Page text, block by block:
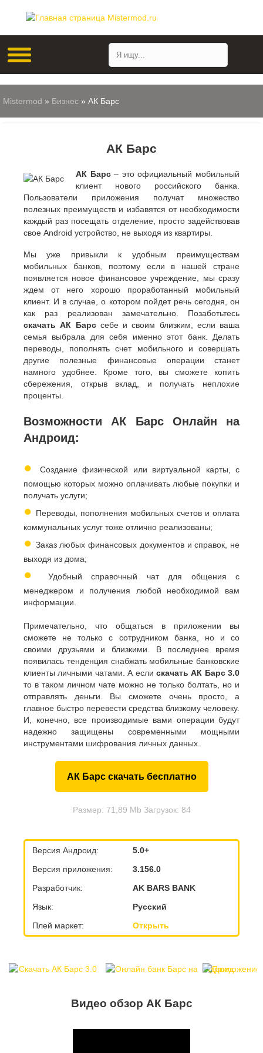
Mistermod » Бизнес » АК Барс
АК Барс
АК Барс– это официальный мобильный
клиент нового российского банка.
Пользователи приложения получат множество
полезных преимуществ и избавятся от необходимости
каждый раз посещать отделение, просто задействовав
свое Android устройство, не выходя из квартиры.
Мы уже привыкли к удобным преимуществам
мобильных банков, поэтому если в нашей стране
появляется новое финансовое учреждение, мы сразу
ждем от него хорошо проработанный мобильный
клиент. И в случае, о котором пойдет речь сегодня, он
как раз реализован замечательно. Позаботьтесь
скачать АК Барссебе и своим близким, если ваша
семья выбрала для себя именно этот банк. Делать
переводы, пополнять счет мобильного и совершать
другие полезные финансовые операции станет
намного удобнее. Кроме того, вы сможете копить
сбережения, открыв вклад, и получать неплохие
проценты.
Возможности АК Барс Онлайн на
Андроид:
●
Создание физической или виртуальной карты, с
помощью которых можно оплачивать любые покупки и
получать услуги;
● Переводы, пополнения мобильных счетов и оплата
коммунальных услуг тоже отлично реализованы;
● Заказ любых финансовых документов и справок, не
выходя из дома;
●
Удобный справочный чат для общения с
менеджером и получения любой необходимой вам
информации.
Примечательно, что общаться в приложении вы
сможете не только с сотрудником банка, но и со
своими друзьями и близкими. В последнее время
появилась тенденция снабжать мобильные банковские
клиенты личными чатами. А если скачать АК Барс 3.0
то в таком личном чате можно не только болтать, но и
отправлять деньги. Вы сможете очень просто, а
главное быстро перевести средства близкому человеку.
И, конечно, все производимые вами операции будут
надежно защищены современными мощными
инструментами шифрования личных данных.
АК Барс скачать бесплатно
Размер: 71,89 Mb Загрузок: 84
Версия Андроид:
5.0+
Версия приложения:
3.156.0
Разработчик:
AK BARS BANK
Язык:
Русский
Плей маркет:
Открыть
Видео обзор АК Барс